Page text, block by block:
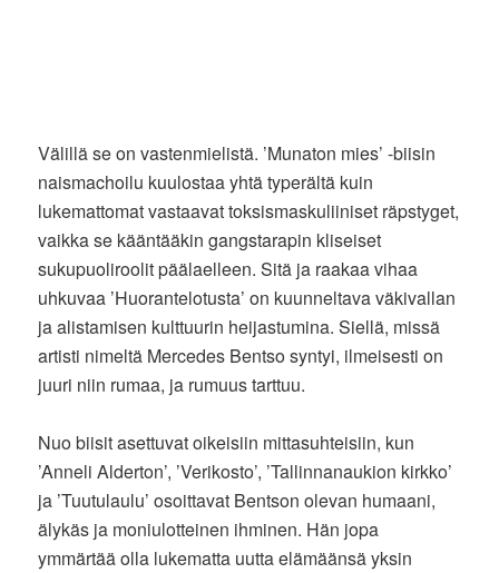
Välillä se on vastenmielistä. ’Munaton mies’ -biisin
naismachoilu kuulostaa yhtä typerältä kuin
lukemattomat vastaavat toksismaskuliiniset räpstyget,
vaikka se kääntääkin gangstarapin kliseiset
sukupuoliroolit päälaelleen. Sitä ja raakaa vihaa
uhkuvaa ’Huorantelotusta’ on kuunneltava väkivallan
ja alistamisen kulttuurin heijastumina. Siellä, missä
artisti nimeltä Mercedes Bentso syntyi, ilmeisesti on
juuri niin rumaa, ja rumuus tarttuu.
Nuo biisit asettuvat oikeisiin mittasuhteisiin, kun
’Anneli Alderton’, ’Verikosto’, ’Tallinnanaukion kirkko’
ja ’Tuutulaulu’ osoittavat Bentson olevan humaani,
älykäs ja moniulotteinen ihminen. Hän jopa
ymmärtää olla lukematta uutta elämäänsä yksin